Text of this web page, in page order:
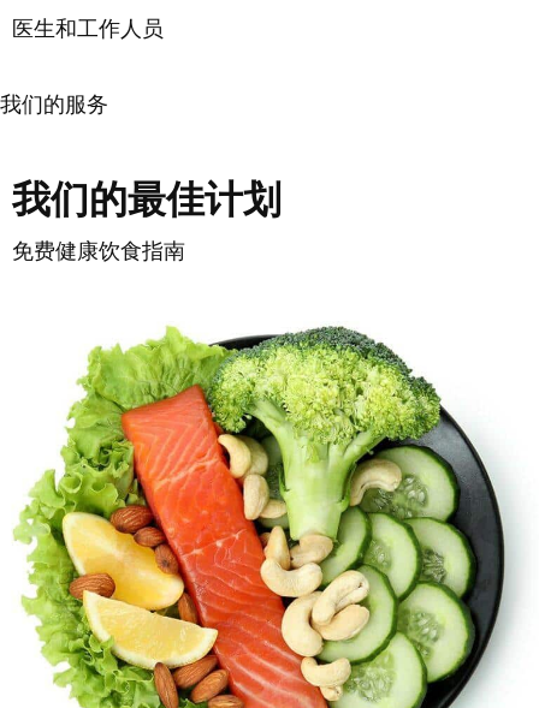
医生和工作人员
我们的服务
我们的最佳计划
免费健康饮食指南